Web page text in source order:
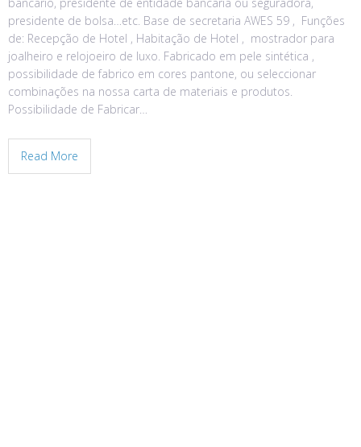
presidente de bolsa…etc. Base de secretaria AWES 59 , Funções
de: Recepção de Hotel , Habitação de Hotel , mostrador para
joalheiro e relojoeiro de luxo. Fabricado em pele sintética ,
possibilidade de fabrico em cores pantone, ou seleccionar
combinações na nossa carta de materiais e produtos.
Possibilidade de Fabricar…
Read More